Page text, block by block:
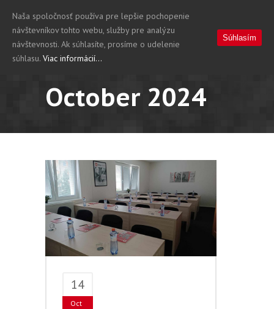
October 2024
14
Oct
Naša spoločnosť používa pre lepšie pochopenie
návštevníkov tohto webu, služby pre analýzu
návštevnosti. Ak súhlasíte, prosíme o udelenie
súhlasu. Viac informácií...
Súhlasím